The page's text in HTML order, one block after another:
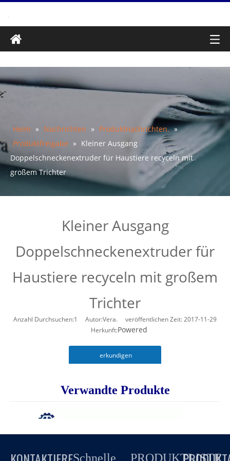
Heim » Nachrichten » Produktnachrichten. »
Produktfreigabe » Kleiner Ausgang
Doppelschneckenextruder für Haustiere recyceln mit
großem Trichter
Kleiner Ausgang
Doppelschneckenextruder für
Haustiere recyceln mit großem
Trichter
Anzahl Durchsuchen:1
Autor:Vera. veröffentlichen Zeit: 2017-11-29
Herkunft:Powered
erkundigen
Verwandte Produkte
Schnelle PRODUKTLISTE